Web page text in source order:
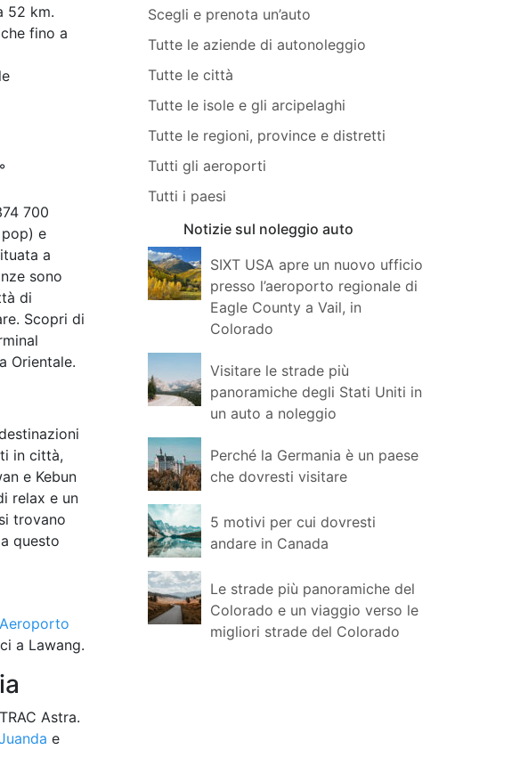
52 km.
fino a
700
e
a
sono
di
Scopri di
Orientale.
in città,
e Kebun
relax e un
trovano
questo
a Lawang.
Astra.
e
Scegli e prenota un’auto
Tutte le aziende di autonoleggio
Tutte le città
Tutte le isole e gli arcipelaghi
Tutte le regioni, province e distretti
Tutti gli aeroporti
Tutti i paesi
Notizie sul noleggio auto
SIXT USA apre un nuovo ufficio
presso l’aeroporto regionale di
Eagle County a Vail, in
Colorado
Visitare le strade più
panoramiche degli Stati Uniti in
un auto a noleggio
Perché la Germania è un paese
che dovresti visitare
5 motivi per cui dovresti
andare in Canada
Le strade più panoramiche del
Colorado e un viaggio verso le
migliori strade del Colorado